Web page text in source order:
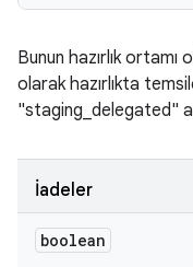
Bunun hazırlık ortamı
olarak hazırlıkta
"staging_delegated"
İadeler
boolean